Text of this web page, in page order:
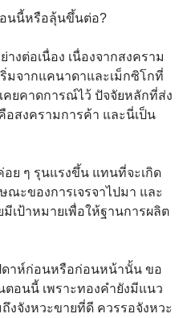
นนี้หรือลุ้นขึ้นต่อ?
งต่อเนื่อง เนื่องจากสงคราม
มจากแคนาดาและเม็กซิโกที่
คยคาดการณ์ไว้ ปัจจัยหลักที่ส่ง
สงครามการค้า และนี่เป็น
อย ๆ รุนแรงขึ้น แทนที่จะเกิด
ะของการเจรจาไปมา และ
เป้าหมายเพื่อให้ฐานการผลิต
ดาห์ก่อนหรือก่อนหน้านั้น ขอ
ตอนนี้ เพราะทองคำยังมีแนว
จังหวะขายที่ดี ควรรอจังหวะ